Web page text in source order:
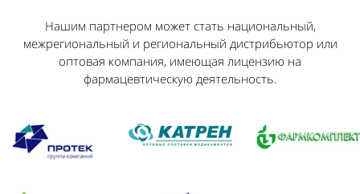
Нашим партнером может стать национальный,
межрегиональный и региональный дистрибьютор или
оптовая компания, имеющая лицензию на
фармацевтическую деятельность.